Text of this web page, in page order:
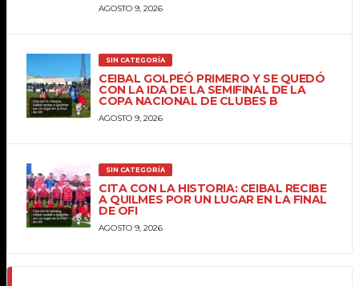
AGOSTO 9, 2026
SIN CATEGORÍA
CEIBAL GOLPEÓ PRIMERO Y SE QUEDÓ
CON LA IDA DE LA SEMIFINAL DE LA
COPA NACIONAL DE CLUBES B
AGOSTO 9, 2026
SIN CATEGORÍA
CITA CON LA HISTORIA: CEIBAL RECIBE
A QUILMES POR UN LUGAR EN LA FINAL
DE OFI
AGOSTO 9, 2026